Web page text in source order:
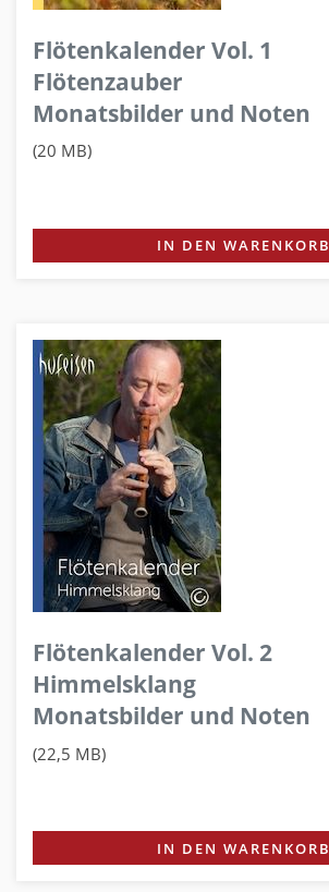
Flötenkalender Vol. 1
Flötenzauber
Monatsbilder und Noten
(20 MB)
IN DEN WARENKORB
Flötenkalender Vol. 2
Himmelsklang
Monatsbilder und Noten
(22,5 MB)
IN DEN WARENKORB